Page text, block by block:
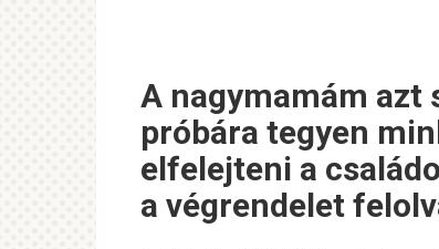
A nagymamám azt
próbára tegyen
elfelejteni a
a végrendelet